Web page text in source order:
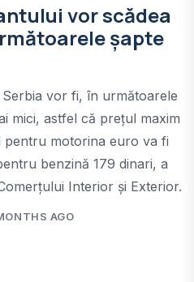
vor scădea
șapte
vor fi, în următoarele
mici, astfel că prețul maxim
motorina euro va fi
benzină 179 dinari, a
Interior și Exterior.
AGO